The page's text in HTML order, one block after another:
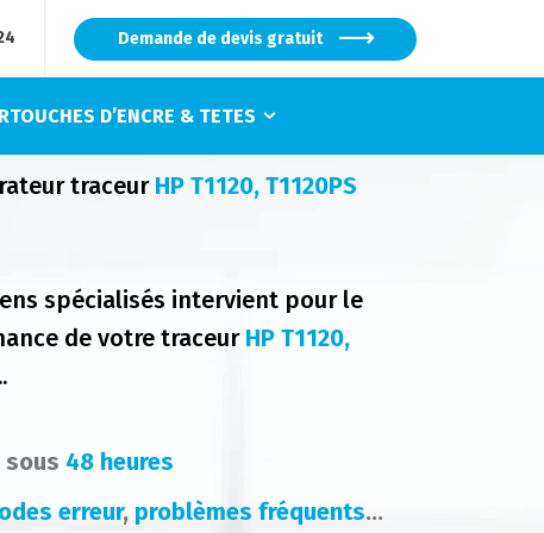
Demande de devis gratuit
D’ENCRE & TETES
traceur HP T1120, T1120PS
spécialisés intervient pour le
de votre traceurHP T1120,
sous 48 heures
erreur, problèmes fréquents...